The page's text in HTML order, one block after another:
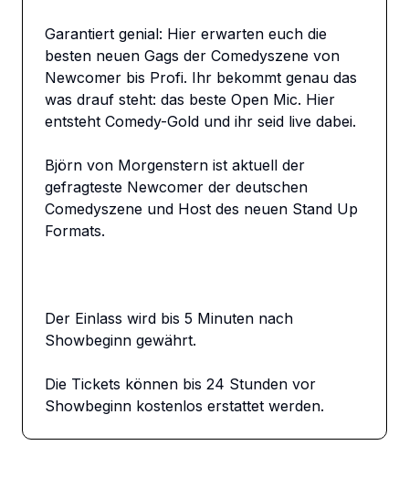
Garantiert genial: Hier erwarten euch die
besten neuen Gags der Comedyszene von
Newcomer bis Profi. Ihr bekommt genau das
was drauf steht: das beste Open Mic. Hier
entsteht Comedy-Gold und ihr seid live dabei.
Björn von Morgenstern ist aktuell der
gefragteste Newcomer der deutschen
Comedyszene und Host des neuen Stand Up
Formats.
Der Einlass wird bis 5 Minuten nach
Showbeginn gewährt.
Die Tickets können bis 24 Stunden vor
Showbeginn kostenlos erstattet werden.